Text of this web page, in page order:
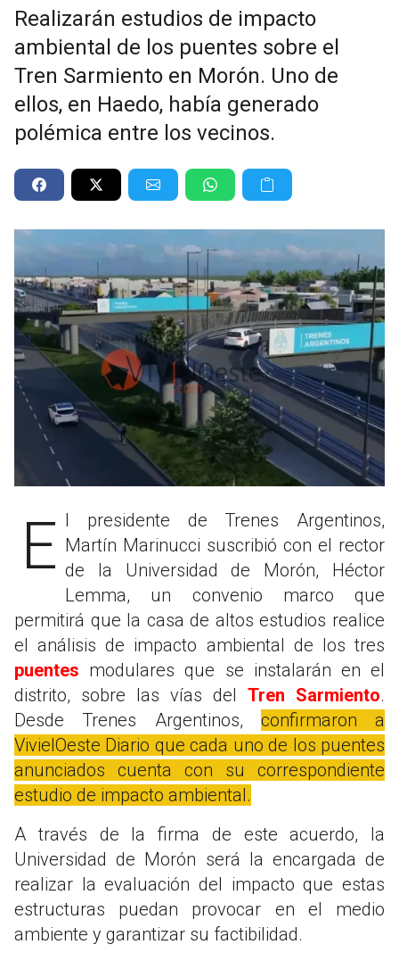
Realizarán estudios de impacto
ambiental de los puentes sobre el
Tren Sarmiento en Morón. Uno de
ellos, en Haedo, había generado
polémica entre los vecinos.
El presidente de Trenes Argentinos, Martín Marinucci suscribió con el rector
de la Universidad de Morón, Héctor
Lemma, un convenio marco que
permitirá que la casa de altos estudios realice
el análisis de impacto ambiental de los tres
puentes modulares que se instalarán en el
distrito, sobre las vías del Tren Sarmiento.
Desde Trenes Argentinos, confirmaron a
VivielOeste Diario que cada uno de los puentes
anunciados cuenta con su correspondiente
estudio de impacto ambiental.
A través de la firma de este acuerdo, la
Universidad de Morón será la encargada de
realizar la evaluación del impacto que estas
estructuras puedan provocar en el medio
ambiente y garantizar su factibilidad.